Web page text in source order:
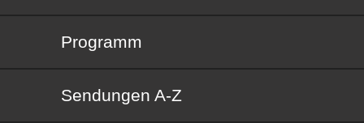
Programm
Sendungen von A bis Z
Sendungen A-Z